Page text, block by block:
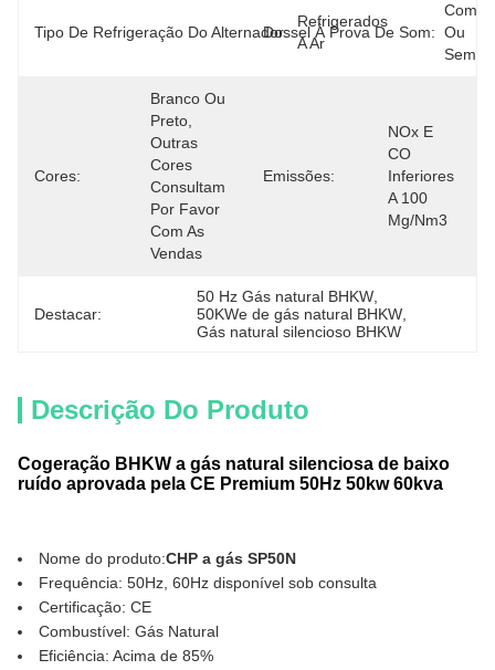
Tipo De Refrigeração Do Alternador:
Refrigerados
A Ar
Dossel À Prova De Som:
Com
Ou
Sem
Cores:
Branco Ou
Preto,
Outras
Cores
Consultam
Por Favor
Com As
Vendas
Emissões:
NOx E
CO
Inferiores
A 100
Mg/Nm3
Destacar:
50 Hz Gás natural BHKW
50KWe de gás natural BHKW
Gás natural silencioso BHKW
Descrição Do Produto
Cogeração BHKW a gás natural silenciosa de baixo
ruído aprovada pela CE Premium 50Hz 50kw 60kva
Nome do produto:CHP a gás SP50N
Frequência: 50Hz, 60Hz disponível sob consulta
Certificação: CE
Combustível: Gás Natural
Eficiência: Acima de 85%